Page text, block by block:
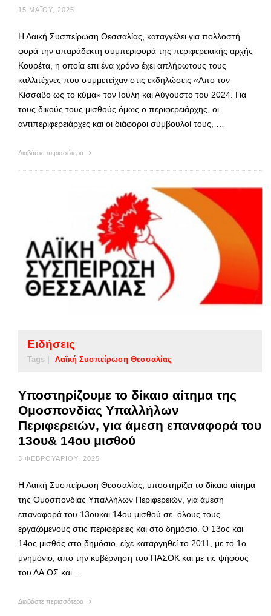
15 ΜΑΪ́ΟΥ, 2025
Η Λαική Συσπείρωση Θεσσαλίας, καταγγέλει για πολλοστή
φορά την απαράδεκτη συμπεριφορά της περιφερειακής αρχής
Κουρέτα, η οποία επι ένα χρόνο έχει απλήρωτους τους
καλλιτέχνες που συμμετείχαν στις εκδηλώσεις «Απο τον
Κίσσαβο ως το κύμα» τον Ιούλη και Αύγουστο του 2024. Για
τους δικούς τους μισθούς όμως ο περιφερειάρχης, οι
αντιπεριφερειάρχες και οι διάφοροι σύμβουλοί τους, …
Διαβάστε περισσότερα
Ειδήσεις
Tags | Λαϊκή Συσπείρωση Θεσσαλίας
Υποστηρίζουμε το δίκαιο αίτημα της
Ομοσπονδίας Υπαλλήλων
Περιφερειών, για άμεση επαναφορά του
13ου& 14ου μισθού
3 ΦΕΒΡΟΥΑΡΊΟΥ, 2025
Η Λαική Συσπείρωση Θεσσαλίας, υποστηρίζει το δίκαιο αίτημα
της Ομοσπονδίας Υπαλλήλων Περιφερειών, για άμεση
επαναφορά του 13ουκαι 14ου μισθού σε όλους τους
εργαζόμενους στις περιφέρειες και στο δημόσιο. Ο 13ος και
14ος μισθός στο δημόσιο, είχε καταργηθεί το 2011, με το 1ο
μνημόνιο, απο την κυβέρνηση του ΠΑΣΟΚ και με τις ψήφους
του ΛΑ.ΟΣ και …
Διαβάστε περισσότερα